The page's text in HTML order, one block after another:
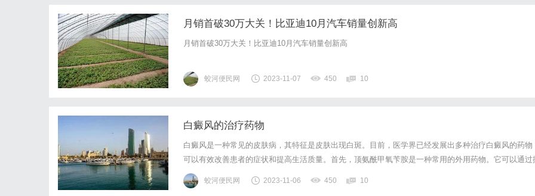
月销首破30万大关！比亚迪10月汽车销量创新高
月销首破30万大关！比亚迪10月汽车销量创新高
蛟河便民网 2023-11-07 450 10
白癜风的治疗药物
白癜风是一种常见的皮肤病，其特征是皮肤出现白斑。目前，医学界已经发展出多种治疗白癜风的药物
可以有效改善患者的症状和提高生活质量。首先，顶氨酰甲氧苄胺是一种常用的外用药物。它可以通过
制黑色素细胞的自噬，增强黑色素细胞的抵抗力，促使黑色素细胞恢复活力，从而使白斑逐渐恢复正常
肤色素。此外，顶氨酰甲氧苄胺还可以缓解患者的瘙痒感，减轻炎症反应。其次，孟鲁司特钠是...
蛟河便民网 2023-11-06 450 10